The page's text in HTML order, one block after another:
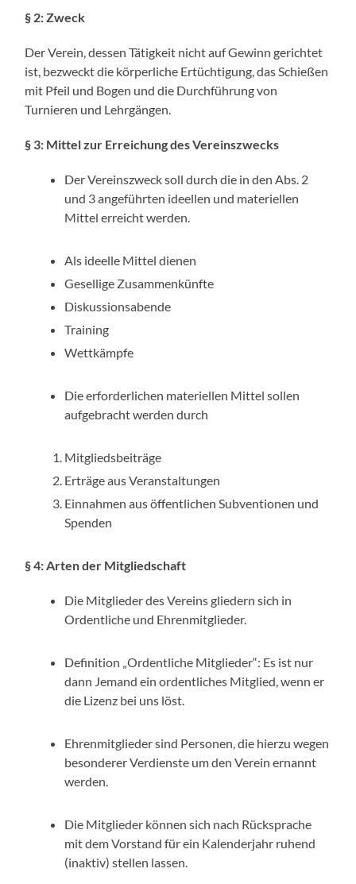
§ 2: Zweck
Der Verein, dessen Tätigkeit nicht auf Gewinn gerichtet
ist, bezweckt die körperliche Ertüchtigung, das Schießen
mit Pfeil und Bogen und die Durchführung von
Turnieren und Lehrgängen.
§ 3: Mittel zur Erreichung des Vereinszwecks
Der Vereinszweck soll durch die in den Abs. 2
und 3 angeführten ideellen und materiellen
Mittel erreicht werden.
Als ideelle Mittel dienen
Gesellige Zusammenkünfte
Diskussionsabende
Training
Wettkämpfe
Die erforderlichen materiellen Mittel sollen
aufgebracht werden durch
Mitgliedsbeiträge
Erträge aus Veranstaltungen
Einnahmen aus öffentlichen Subventionen und
Spenden
§ 4: Arten der Mitgliedschaft
Die Mitglieder des Vereins gliedern sich in
Ordentliche und Ehrenmitglieder.
Definition „Ordentliche Mitglieder“: Es ist nur
dann Jemand ein ordentliches Mitglied, wenn er
die Lizenz bei uns löst.
Ehrenmitglieder sind Personen, die hierzu wegen
besonderer Verdienste um den Verein ernannt
werden.
Die Mitglieder können sich nach Rücksprache
mit dem Vorstand für ein Kalenderjahr ruhend
(inaktiv) stellen lassen.